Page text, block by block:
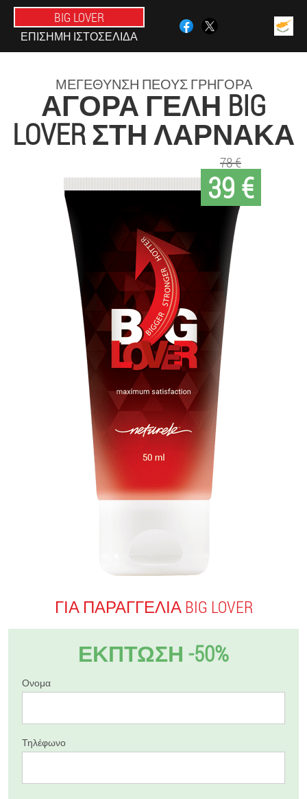
BIG LOVER
ΕΠΊΣΗΜΗ ΙΣΤΟΣΕΛΊΔΑ
ΜΕΓΈΘΥΝΣΗ ΠΈΟΥΣ ΓΡΉΓΟΡΑ
ΑΓΟΡΆ ΓΈΛΗ BIG
LOVER ΣΤΗ ΛΆΡΝΑΚΑ
39 €
78 €
ΓΙΑ ΠΑΡΑΓΓΕΛΊΑ BIG LOVER
ΕΚΠΤΩΣΗ -50%
Ονομα
Τηλέφωνο